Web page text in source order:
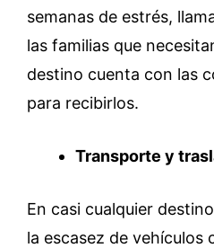
semanas de estrés,
las familias que
destino cuenta con las
para recibirlos.
Transporte y
En casi cualquier
la escasez de vehículos